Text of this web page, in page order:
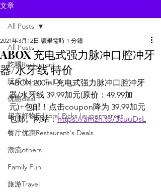
文章
All Posts
吃喝Restaurant
玩乐Things To Do
优惠deal
超市好物Editors' Picks | supermarket
餐厅优惠Restaurant's Deals
潮流others
Family Fun
旅游Travel
All Posts
ABOX 充电式强力脉冲口腔冲牙
器/水牙线 特价
2021年3月12日 讀畢需時 1 分鐘
ABOX 200ml 充电式强力脉冲口腔冲牙
器/水牙线 39.99加元(原价：49.99加
元)+包邮！点击coupon降为 39.99加元
包邮。网站：https://amzn.to/3cuuDsL